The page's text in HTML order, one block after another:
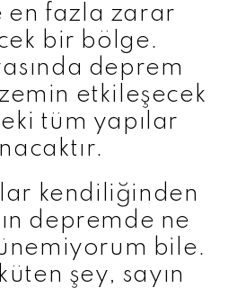
en fazla zarar
bir bölge.
deprem
etkileşecek
tüm yapılar
kendiliğinden
depremde ne
bile.
şey, sayın